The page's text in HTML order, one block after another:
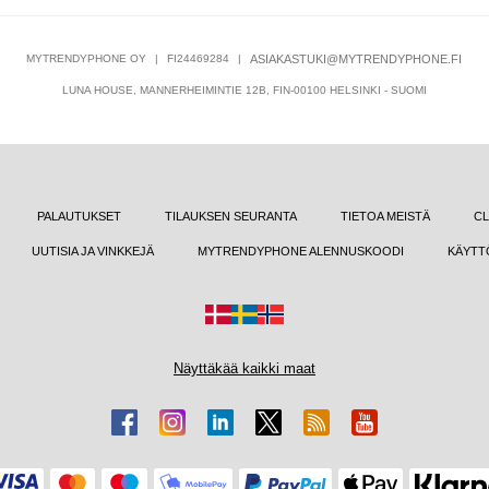
MYTRENDYPHONE OY | FI24469284 | ASIAKASTUKI@MYTRENDYPHONE.FI
LUNA HOUSE, MANNERHEIMINTIE 12B, FIN-00100 HELSINKI - SUOMI
PALAUTUKSET TILAUKSEN SEURANTA TIETOA MEISTÄ
UUTISIA JA VINKKEJÄ MYTRENDYPHONE ALENNUSKOODI
Näyttäkää kaikki maat